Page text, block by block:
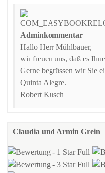
Adminkommentar
Hallo Herr Mühlbauer,
wir freuen uns, daß es
Gerne begrüssen wir Sie
Quinta Alegre.
Robert Kusch
Claudia und Armin Grein